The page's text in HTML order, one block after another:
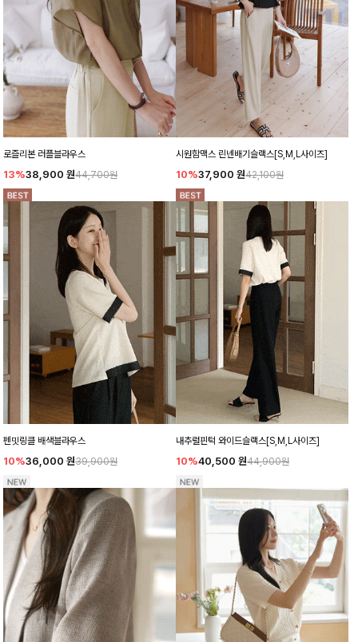
로즐리본 러플블라우스
13%38,900 원44,700원
시원함맥스 린넨배기슬랙스[S,M,L사이즈]
10%37,900 원42,100원
펜밋링클 배색블라우스
10%36,000 원39,900원
내추럴핀턱 와이드슬랙스[S,M,L사이즈]
10%40,500 원44,900원